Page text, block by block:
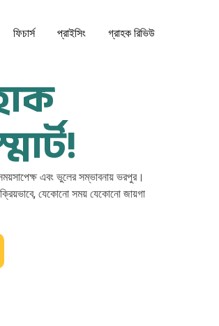
ফিচার্স প্রাইসিং গ্রাহক রিভিউ
সময়সাপেক্ষ এবং ভুলের সম্ভাবনায় ভরপুর।
যেকোনো সময় যেকোনো জায়গা